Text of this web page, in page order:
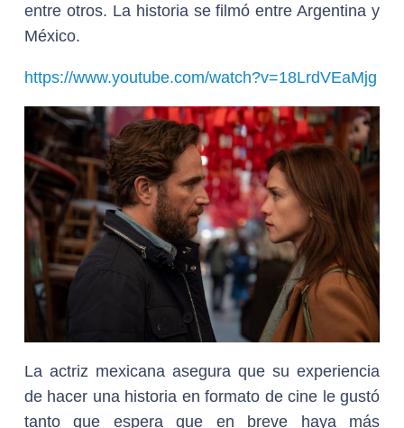
entre otros. La historia se filmó entre Argentina y
México.
https://www.youtube.com/watch?v=18LrdVEaMjg
La actriz mexicana asegura que su experiencia
de hacer una historia en formato de cine le gustó
tanto que espera que en breve haya más